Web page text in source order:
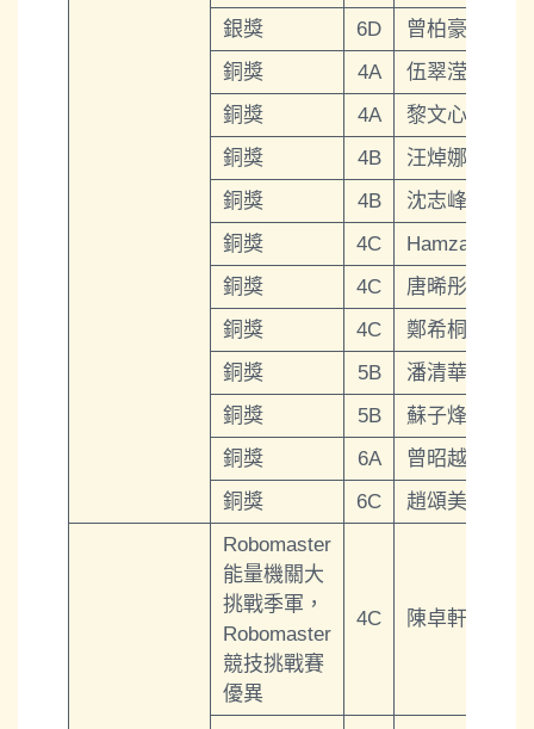
銀獎
6D
曾柏豪
銅獎
4A
伍翠滢
銅獎
4A
黎文心
銅獎
4B
汪焯娜
銅獎
4B
沈志峰
銅獎
4C
Hamza
銅獎
4C
唐晞彤
銅獎
4C
鄭希桐
銅獎
5B
潘清華
銅獎
5B
蘇子烽
銅獎
6A
曾昭越
銅獎
6C 趙頌美
Robomaster
能量機關大
挑戰季軍，
Robomaster
競技挑戰賽
優異
4C 陳卓軒